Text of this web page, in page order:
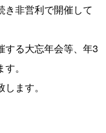
き非営利で開催して
する大忘年会等、年3
。
ます。